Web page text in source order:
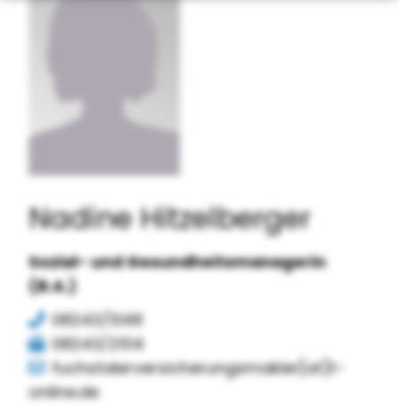
Nadine Hitzelberger
Sozial- und Gesundheitsmanagerin
(B.A.)
08243/1348
08243/2514
fuchstalerversicherungsmakler[at]t-
online.de